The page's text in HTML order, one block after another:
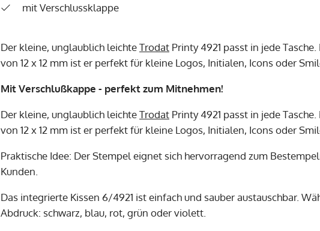
mit Verschlussklappe
Der kleine, unglaublich leichteTrodat Printy 4921 passt in jede
von 12 x 12 mm ist er perfekt für kleine Logos, Initialen, Icons oder
Mit Verschlußkappe - perfekt zum Mitnehmen!
Der kleine, unglaublich leichteTrodat Printy 4921 passt in jede
von 12 x 12 mm ist er perfekt für kleine Logos, Initialen, Icons oder
Praktische Idee: Der Stempel eignet sich hervorragend zum
Kunden.
Das integrierte Kissen 6/4921 ist einfach und sauber austauschbar.
Abdruck: schwarz, blau, rot, grün oder violett.